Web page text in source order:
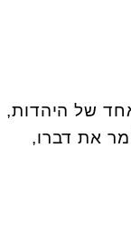
של היהדות,
את דברו,